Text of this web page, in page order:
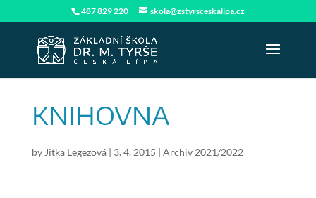
487 829 220 skola@zstyrsceskalipa.cz
KNIHOVNA
by Jitka Legezová| 3. 4. 2015 | Archiv 2021/2022